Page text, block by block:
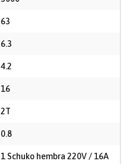
63
6.3
4.2
16
2T
0.8
1 Schuko hembra 220V / 16A